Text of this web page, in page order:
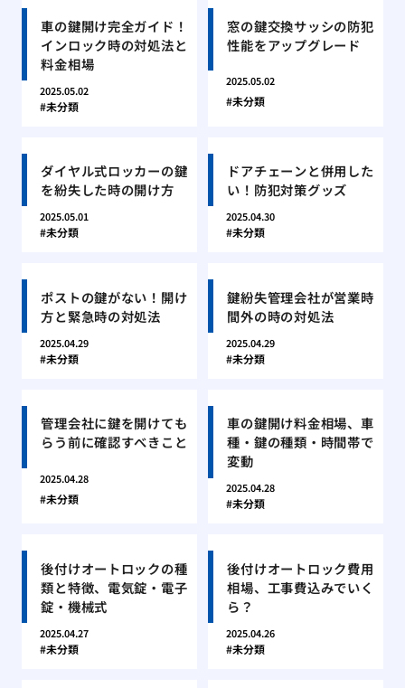
車の鍵開け完全ガイド！
インロック時の対処法と
料金相場
2025.05.02
未分類
窓の鍵交換サッシの防犯
性能をアップグレード
2025.05.02
未分類
ダイヤル式ロッカーの鍵
を紛失した時の開け方
2025.05.01
未分類
ドアチェーンと併用した
い！防犯対策グッズ
2025.04.30
未分類
ポストの鍵がない！開け
方と緊急時の対処法
2025.04.29
未分類
鍵紛失管理会社が営業時
間外の時の対処法
2025.04.29
未分類
管理会社に鍵を開けても
らう前に確認すべきこと
2025.04.28
未分類
車の鍵開け料金相場、車
種・鍵の種類・時間帯で
変動
2025.04.28
未分類
後付けオートロックの種
類と特徴、電気錠・電子
錠・機械式
2025.04.27
未分類
後付けオートロック費用
相場、工事費込みでいく
ら？
2025.04.26
未分類